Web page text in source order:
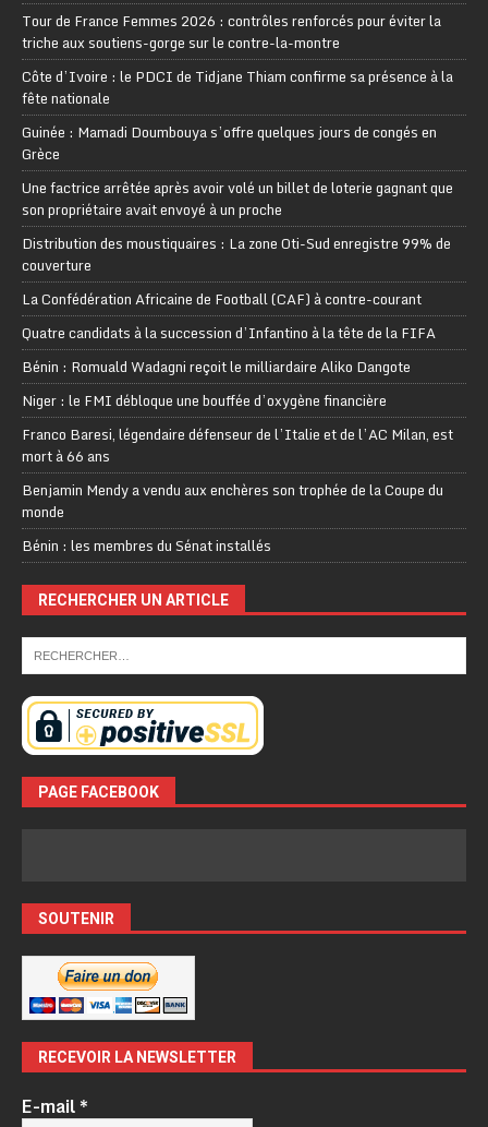
Tour de France Femmes 2026 : contrôles renforcés pour éviter la
triche aux soutiens-gorge sur le contre-la-montre
Côte d’Ivoire : le PDCI de Tidjane Thiam confirme sa présence à la
fête nationale
Guinée : Mamadi Doumbouya s’offre quelques jours de congés en
Grèce
Une factrice arrêtée après avoir volé un billet de loterie gagnant que
son propriétaire avait envoyé à un proche
Distribution des moustiquaires : La zone Oti-Sud enregistre 99% de
couverture
La Confédération Africaine de Football (CAF) à contre-courant
Quatre candidats à la succession d’Infantino à la tête de la FIFA
Bénin : Romuald Wadagni reçoit le milliardaire Aliko Dangote
Niger : le FMI débloque une bouffée d’oxygène financière
Franco Baresi, légendaire défenseur de l’Italie et de l’AC Milan, est
mort à 66 ans
Benjamin Mendy a vendu aux enchères son trophée de la Coupe du
monde
Bénin : les membres du Sénat installés
RECHERCHER UN ARTICLE
PAGE FACEBOOK
SOUTENIR
RECEVOIR LA NEWSLETTER
E-mail*